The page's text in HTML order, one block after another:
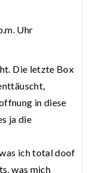
Uhr
Die letzte Box
in diese
ja die
ich total doof
was mich